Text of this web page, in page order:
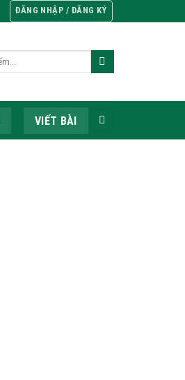
ĐĂNG NHẬP / ĐĂNG KÝ
VIẾT BÀI